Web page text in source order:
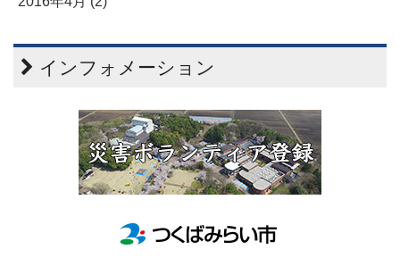
インフォメーション